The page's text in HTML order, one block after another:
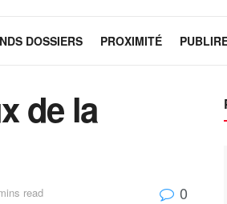
DOSSIERS PROXIMITÉ
de la
read 0